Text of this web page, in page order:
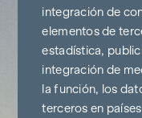
integración de
elementos de
estadística,
integración de
la función, los
terceros en